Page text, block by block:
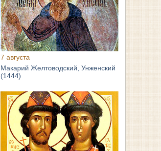
7 августа
Макарий Желтоводский, Унженский
(1444)